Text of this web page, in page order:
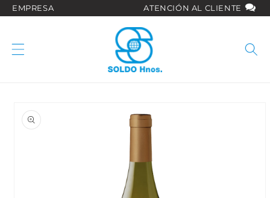
directamente
EMPRESA ATENCIÓN AL CLIENTE
información